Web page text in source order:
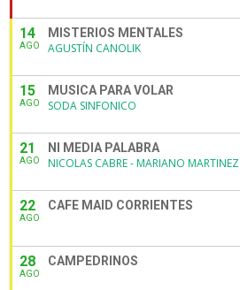
14
AGO
MISTERIOS MENTALES
AGUSTÍN CANOLIK
15
AGO
MUSICA PARA VOLAR
SODA SINFONICO
21
AGO
NI MEDIA PALABRA
NICOLAS CABRE - MARIANO MARTINEZ
22
AGO
CAFE MAID CORRIENTES
28
AGO
CAMPEDRINOS